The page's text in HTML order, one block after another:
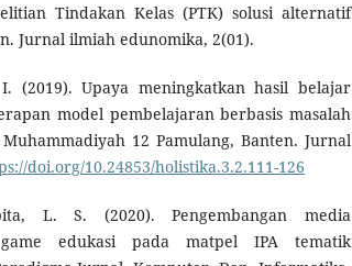
Tindakan Kelas (PTK) solusi alternatif
Jurnal ilmiah edunomika, 2(01).
(2019). Upaya meningkatkan hasil belajar
model pembelajaran berbasis masalah
12 Pamulang, Banten. Jurnal
doi.org/10.24853/holistika.3.2.111-126
L. S. (2020). Pengembangan media
edukasi pada matpel IPA tematik